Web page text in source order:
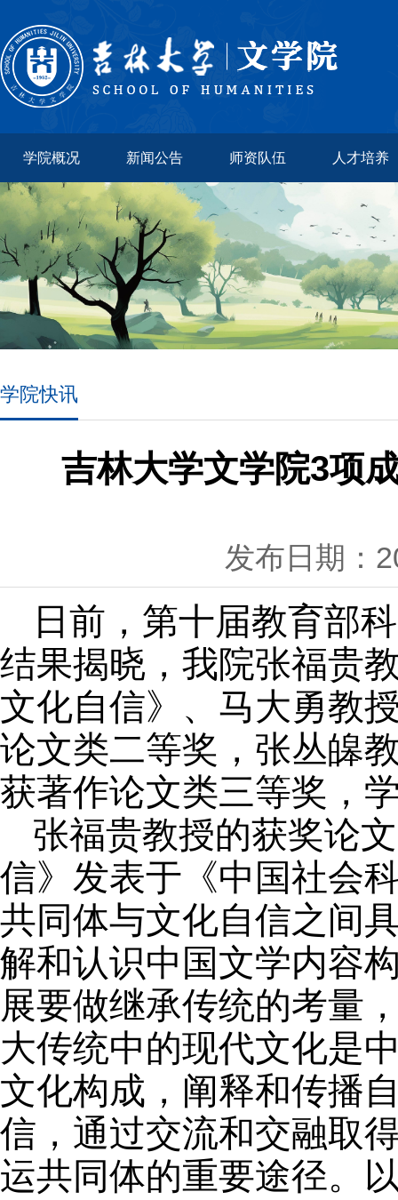
学院概况 新闻公告 师资队伍 人才培养
学院快讯
吉林大学文学院3项
发布日期：
日前，第十届教育部
结果揭晓，我院张福贵
文化自信》、马大勇教
论文类二等奖，张丛皞
获著作论文类三等奖，
张福贵教授的获奖论
信》发表于《中国社会
共同体与文化自信之间
解和认识中国文学内容
展要做继承传统的考量
大传统中的现代文化是
文化构成，阐释和传播
信，通过交流和交融取
运共同体的重要途径。